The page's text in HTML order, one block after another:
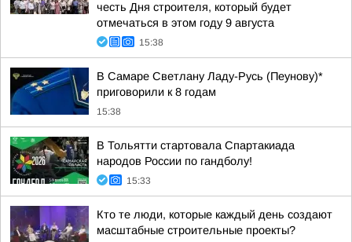
честь Дня строителя, который будет
отмечаться в этом году 9 августа
15:38
В Самаре Светлану Ладу-Русь (Пеунову)*
приговорили к 8 годам
15:38
В Тольятти стартовала Спартакиада
народов России по гандболу!
15:33
Кто те люди, которые каждый день создают
масштабные строительные проекты?